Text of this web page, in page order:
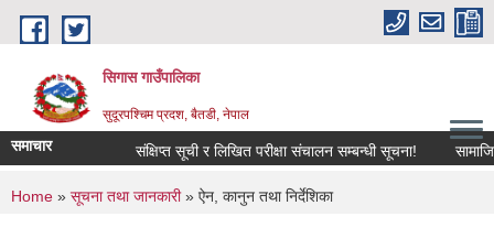
Skip to main content
सिगास गाउँपालिका
सुदूरपश्चिम प्रदश, बैतडी, नेपाल
समाचार संक्षिप्त सूची र लिखित परीक्षा संचालन सम्बन्धी सूचना!
You are here
Home » सूचना तथा जानकारी» ऐन, कानुन तथा निर्देशिका